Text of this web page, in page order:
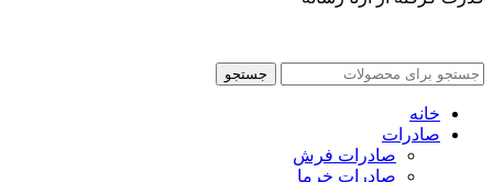
جستجو
خانه
صادرات
صادرات فرش
صادرات خرما